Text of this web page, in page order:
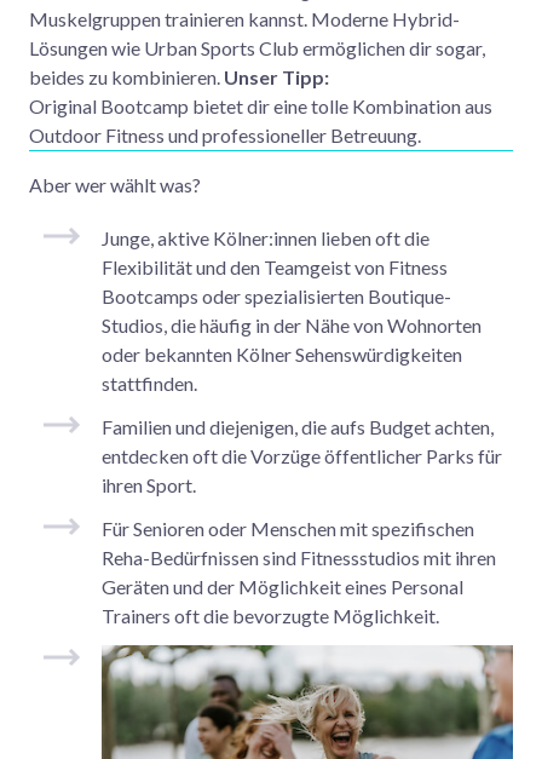
Muskelgruppen trainieren kannst. Moderne Hybrid-
Lösungen wie Urban Sports Club ermöglichen dir sogar,
beides zu kombinieren. Unser Tipp:
Original Bootcamp bietet dir eine tolle Kombination aus
Outdoor Fitness und professioneller Betreuung.
Aber wer wählt was?
Junge, aktive Kölner:innen lieben oft die
Flexibilität und den Teamgeist von Fitness
Bootcamps oder spezialisierten Boutique-
Studios, die häufig in der Nähe von Wohnorten
oder bekannten Kölner Sehenswürdigkeiten
stattfinden.
Familien und diejenigen, die aufs Budget achten,
entdecken oft die Vorzüge öffentlicher Parks für
ihren Sport.
Für Senioren oder Menschen mit spezifischen
Reha-Bedürfnissen sind Fitnessstudios mit ihren
Geräten und der Möglichkeit eines Personal
Trainers oft die bevorzugte Möglichkeit.